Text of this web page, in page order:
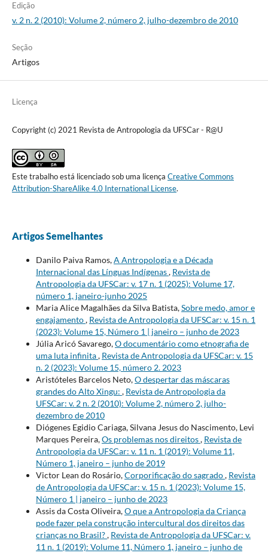
Edição
v. 2 n. 2 (2010): Volume 2, número 2, julho-dezembro de 2010
Seção
Artigos
Licença
Copyright (c) 2021 Revista de Antropologia da UFSCar - R@U
Este trabalho está licenciado sob uma licença Creative Commons
Attribution-ShareAlike 4.0 International License.
Artigos Semelhantes
Danilo Paiva Ramos,A Antropologia e a Década
Internacional das Línguas Indígenas, Revista de
Antropologia da UFSCar: v. 17 n. 1 (2025): Volume 17,
número 1, janeiro-junho 2025
Maria Alice Magalhães da Silva Batista,Sobre medo, amor e
engajamento, Revista de Antropologia da UFSCar: v. 15 n. 1
(2023): Volume 15, Número 1 | janeiro – junho de 2023
Júlia Aricó Savarego,O documentário como etnografia de
uma luta infinita, Revista de Antropologia da UFSCar: v. 15
n. 2 (2023): Volume 15, número 2. 2023
Aristóteles Barcelos Neto,O despertar das máscaras
grandes do Alto Xingu: , Revista de Antropologia da
UFSCar: v. 2 n. 2 (2010): Volume 2, número 2, julho-
dezembro de 2010
Diógenes Egidio Cariaga, Silvana Jesus do Nascimento, Levi
Marques Pereira,Os problemas nos direitos, Revista de
Antropologia da UFSCar: v. 11 n. 1 (2019): Volume 11,
Número 1, janeiro – junho de 2019
Victor Lean do Rosário,Corporificação do sagrado, Revista
de Antropologia da UFSCar: v. 15 n. 1 (2023): Volume 15,
Número 1 | janeiro – junho de 2023
Assis da Costa Oliveira,O que a Antropologia da Criança
pode fazer pela construção intercultural dos direitos das
crianças no Brasil?, Revista de Antropologia da UFSCar: v.
11 n. 1 (2019): Volume 11, Número 1, janeiro – junho de